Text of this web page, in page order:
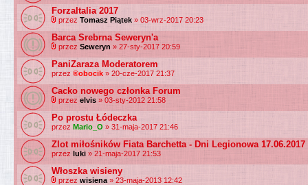
ForzaItalia 2017
przez Tomasz Piątek » 03-wrz-2017 20:23
Barca Srebrna Seweryn'a
przez Seweryn » 27-sty-2017 20:59
PaniZaraza Moderatorem
przez ®obocik » 20-cze-2017 21:37
Cacko nowego członka Forum
przez elvis » 03-sty-2012 21:58
Po prostu Łódeczka
przez Mario_O » 31-maja-2017 21:46
Zlot miłośników Fiata Barchetta - Dni Legionowa 17.06.2017
przez luki » 21-maja-2017 21:53
Włoszka wisieny
przez wisiena » 23-maja-2013 12:42